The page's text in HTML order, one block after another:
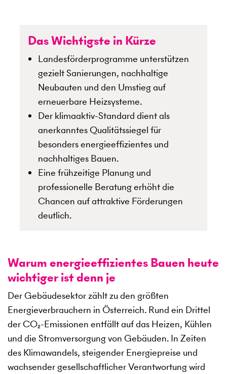
Das Wichtigste in Kürze
Landesförderprogramme unterstützen
gezielt Sanierungen, nachhaltige
Neubauten und den Umstieg auf
erneuerbare Heizsysteme.
Der klimaaktiv-Standard dient als
anerkanntes Qualitätssiegel für
besonders energieeffizientes und
nachhaltiges Bauen.
Eine frühzeitige Planung und
professionelle Beratung erhöht die
Chancen auf attraktive Förderungen
deutlich.
Warum energieeffizientes Bauen heute
wichtiger ist denn je
Der Gebäudesektor zählt zu den größten
Energieverbrauchern in Österreich. Rund ein Drittel
der CO₂-Emissionen entfällt auf das Heizen, Kühlen
und die Stromversorgung von Gebäuden. In Zeiten
des Klimawandels, steigender Energiepreise und
wachsender gesellschaftlicher Verantwortung wird